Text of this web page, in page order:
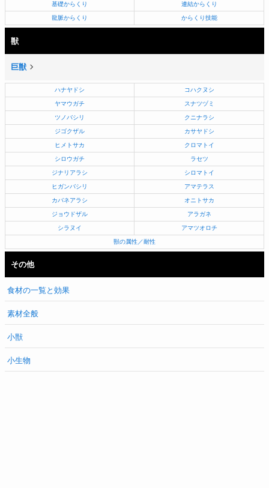
基礎からくり 連結からくり
龍脈からくり からくり技能
獣
巨獣
ハナヤドシ コハクヌシ
ヤマウガチ スナツヅミ
ツノバシリ クニナラシ
ジゴクザル カサヤドシ
ヒメトサカ クロマトイ
シロウガチ ラセツ
ジナリアラシ シロマトイ
ヒガンバシリ アマテラス
カバネアラシ オニトサカ
ジョウドザル アラガネ
シラヌイ アマツオロチ
獣の属性／耐性
その他
食材の一覧と効果
素材全般
小獣
小生物